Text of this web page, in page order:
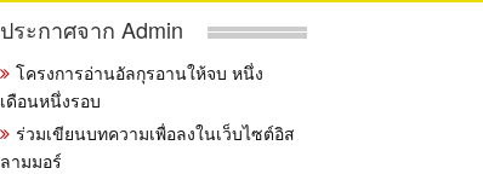
ประกาศจาก Admin
โครงการอ่านอัลกุรอานให้จบ หนึ่ง
เดือนหนึ่งรอบ
ร่วมเขียนบทความเพื่อลงในเว็บไซต์อิส
ลามมอร์